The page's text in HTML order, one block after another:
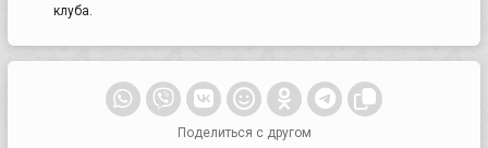
клуба.
Поделиться с другом